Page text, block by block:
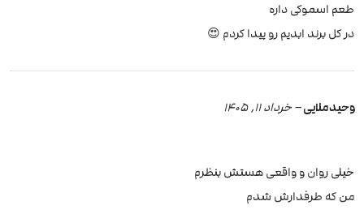
طعم اسموکی داره
در کل برند ابدیم رو پیدا کردم 😍
وحید ملایی– خرداد 11, 1405
خیلی روان و واقعی هستش بنظرم
من که طرفدارش شدم